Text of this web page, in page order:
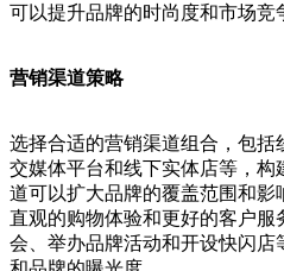
可以提升品牌的时尚度和市场竞
营销渠道策略
选择合适的营销渠道组合，包
交媒体平台和线下实体店等，
道可以扩大品牌的覆盖范围和
直观的购物体验和更好的客户服
会、举办品牌活动和开设快闪